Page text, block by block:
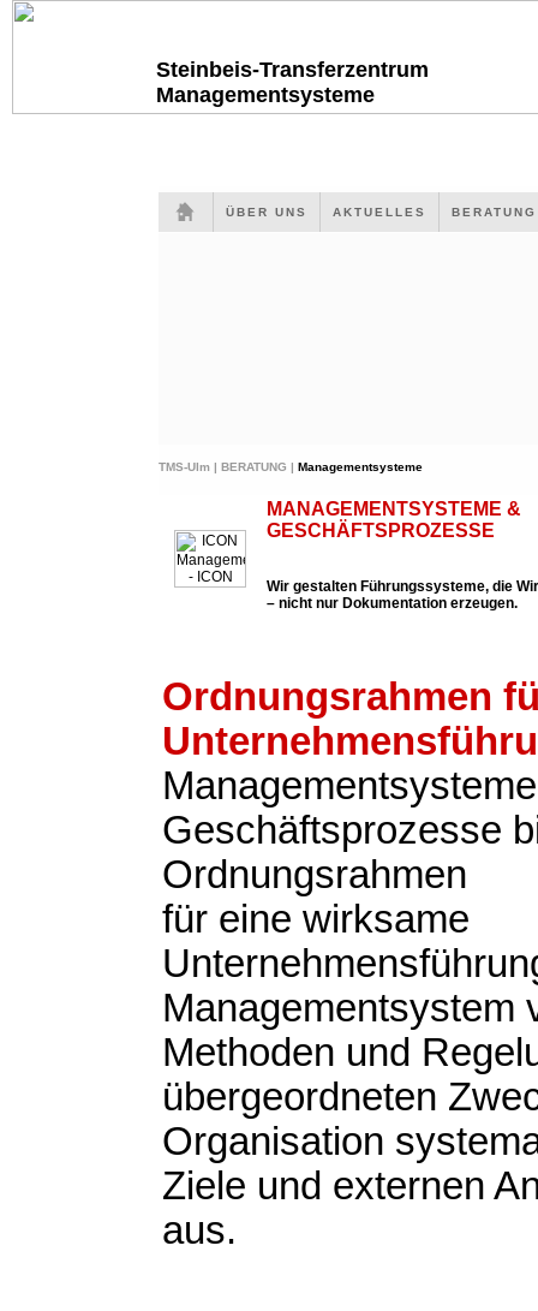
Steinbeis-Transferzentrum
Managementsysteme
ÜBER UNS AKTUELLES
TMS-Ulm | BERATUNG | Managementsysteme
MANAGEMENTSYSTEME &
GESCHÄFTSPROZESSE
Wir gestalten Führungssysteme, die
– nicht nur Dokumentation erzeugen.
Ordnungsrahmen
Geschäftsprozesse
Ordnungsrahmen
für eine wirksame
Managementsystem
Methoden und
übergeordneten
Organisation
Ziele und externen
aus.